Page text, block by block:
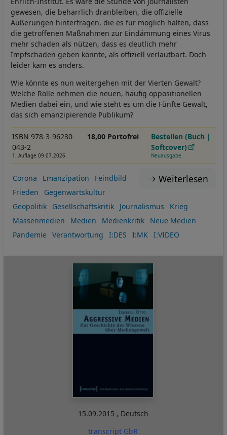
gewesen, die beharrlich dranbleiben, die offizielle
Äußerungen hinterfragen, die es für möglich halten, dass
die getroffenen Maßnahmen zur Eindämmung eines Virus
mehr schaden als nützen, dass es deutlich mehr
Impfschäden geben könnte, als offiziell verlautbart. Doch
leider kam es anders.
Wie könnte es nun weitergehen mit der Vierten Gewalt?
Welche Rolle nehmen die neuen, häufig oppositionellen
Medien dabei ein, und wie steht es um die Fünfte Gewalt,
das sich emanzipierende Publikum?
ISBN 978-3-96230-
043-2
1. Auflage 09.07.2026
18,00 Portofrei
Bestellen (Buch |
Softcover)
Neuausgabe
Weiterlesen
Corona Emanzipation
Feindbild
Frieden
Gegenwartskultur
Geopolitik
Gesellschaftskritik Journalismus
Krieg
Massenmedien
Medien Medienkritik
Neue Medien
Pandemie
Verantwortung I:DES I:MK I:VIDEO
15.09.2015 , Deutsch
transcript GbR